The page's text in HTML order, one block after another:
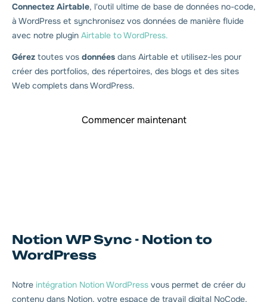
Connectez Airtable, l'outil ultime de base de données no-code,
à WordPress et synchronisez vos données de manière fluide
avec notre plugin Airtable to WordPress.
Gérez toutes vos données dans Airtable et utilisez-les pour
créer des portfolios, des répertoires, des blogs et des sites
Web complets dans WordPress.
Commencer maintenant
Notion WP Sync - Notion to
WordPress
Notre intégration Notion WordPress vous permet de créer du
contenu dans Notion, votre espace de travail digital NoCode,